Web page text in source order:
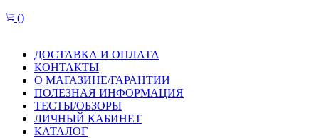
()
ДОСТАВКА И ОПЛАТА
КОНТАКТЫ
О МАГАЗИНЕ/ГАРАНТИИ
ПОЛЕЗНАЯ ИНФОРМАЦИЯ
ТЕСТЫ/ОБЗОРЫ
ЛИЧНЫЙ КАБИНЕТ
КАТАЛОГ